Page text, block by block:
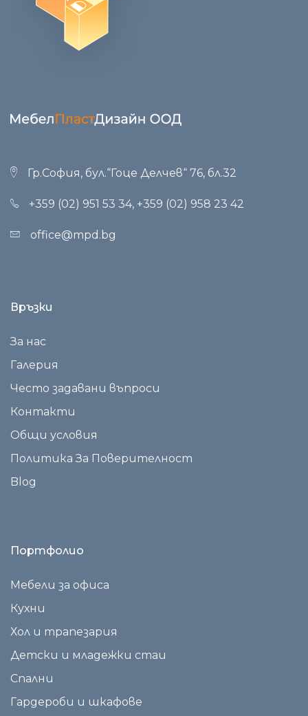
Гр.София, бул.“Гоце Делчев“ 76, бл.32
+359 (02) 951 53 34, +359 (02) 958 23 42
office@mpd.bg
Връзки
За нас
Галерия
Често задавани въпроси
Контакти
Общи условия
Политика За Поверителност
Blog
Портфолио
Мебели за офиса
Кухни
Хол и трапезария
Детски и младежки стаи
Спални
Гардероби и шкафове